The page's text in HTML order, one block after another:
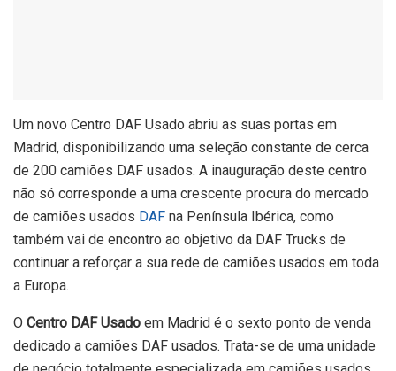
Um novo Centro DAF Usado abriu as suas portas em
Madrid, disponibilizando uma seleção constante de cerca
de 200 camiões DAF usados. A inauguração deste centro
não só corresponde a uma crescente procura do mercado
de camiões usados ​​ DAF na Península Ibérica, como
também vai de encontro ao objetivo da DAF Trucks de
continuar a reforçar a sua rede de camiões usados ​​em toda
a Europa.
O Centro DAF Usado em Madrid é o sexto ponto de venda
dedicado a camiões DAF usados. Trata-se de uma unidade